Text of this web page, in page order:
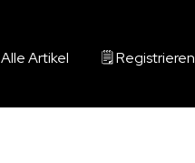
Alle Artikel 🗒️ Registrieren